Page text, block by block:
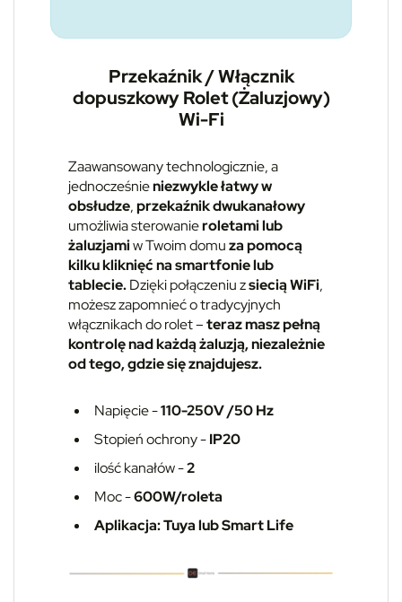
Przekaźnik / Włącznik
dopuszkowy Rolet (Żaluzjowy)
Wi-Fi
Zaawansowany technologicznie, a
jednocześnieniezwykle łatwy w
obsłudze,przekaźnik dwukanałowy
umożliwia sterowanieroletami lub
żaluzjamiw Twoim domuza pomocą
kilku kliknięć na smartfonie lub
tablecie.Dzięki połączeniu zsiecią WiFi,
możesz zapomnieć o tradycyjnych
włącznikach do rolet –teraz masz pełną
kontrolę nad każdą żaluzją, niezależnie
od tego, gdzie się znajdujesz.
Napięcie -110-250V /50 Hz
Stopień ochrony -IP20
ilość kanałów -2
Moc -600W/roleta
Aplikacja: Tuya lub Smart Life